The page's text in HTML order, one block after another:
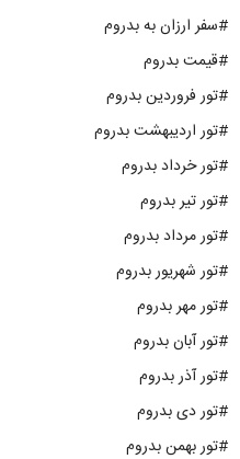
#سفر ارزان به بدروم
#قیمت بدروم
#تور فروردین بدروم
#تور اردیبهشت بدروم
#تور خرداد بدروم
#تور تیر بدروم
#تور مرداد بدروم
#تور شهریور بدروم
#تور مهر بدروم
#تور آبان بدروم
#تور آذر بدروم
#تور دی بدروم
#تور بهمن بدروم